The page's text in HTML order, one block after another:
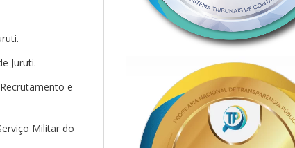
Juruti.
e
Militar do